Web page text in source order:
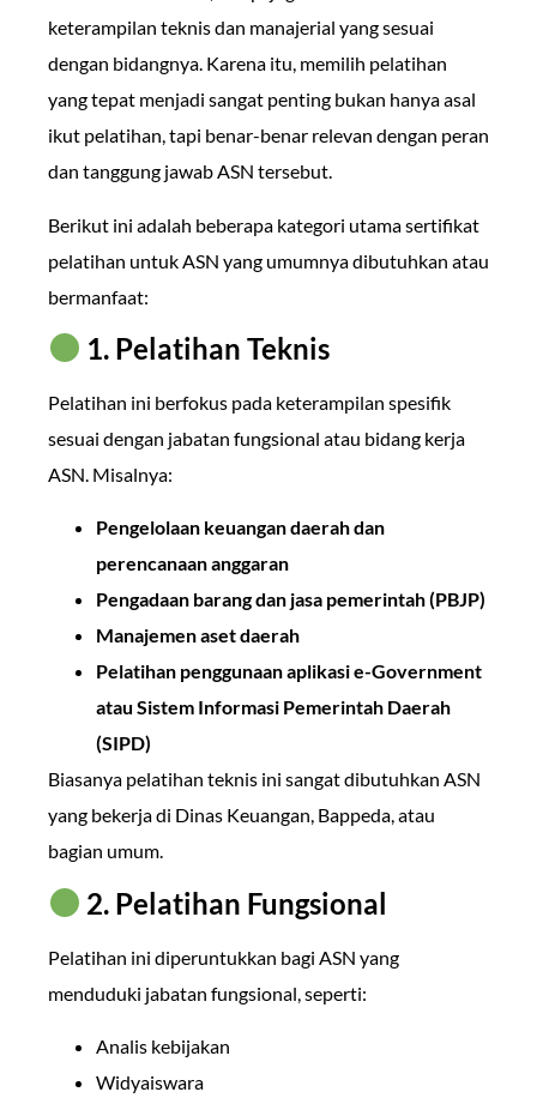
keterampilan teknis dan manajerial yang sesuai
dengan bidangnya. Karena itu, memilih pelatihan
yang tepat menjadi sangat penting bukan hanya asal
ikut pelatihan, tapi benar-benar relevan dengan peran
dan tanggung jawab ASN tersebut.
Berikut ini adalah beberapa kategori utama sertifikat
pelatihan untuk ASN yang umumnya dibutuhkan atau
bermanfaat:
1. Pelatihan Teknis
Pelatihan ini berfokus pada keterampilan spesifik
sesuai dengan jabatan fungsional atau bidang kerja
ASN. Misalnya:
Pengelolaan keuangan daerah dan
perencanaan anggaran
Pengadaan barang dan jasa pemerintah (PBJP)
Manajemen aset daerah
Pelatihan penggunaan aplikasi e-Government
atau Sistem Informasi Pemerintah Daerah
(SIPD)
Biasanya pelatihan teknis ini sangat dibutuhkan ASN
yang bekerja di Dinas Keuangan, Bappeda, atau
bagian umum.
2. Pelatihan Fungsional
Pelatihan ini diperuntukkan bagi ASN yang
menduduki jabatan fungsional, seperti:
Analis kebijakan
Widyaiswara